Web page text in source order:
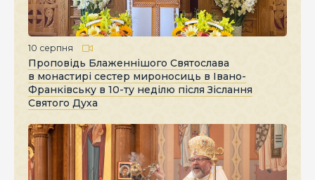
10 серпня
Проповідь Блаженнішого Святослава
в монастирі сестер мироносиць в Івано-
Франківську в 10-ту неділю після Зіслання
Святого Духа